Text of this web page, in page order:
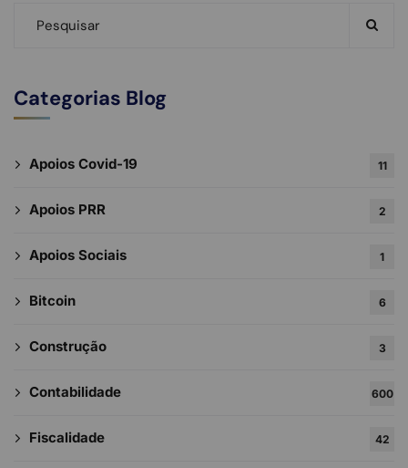
Categorias Blog
Apoios Covid-19 11
Apoios PRR 2
Apoios Sociais 1
Bitcoin 6
Construção 3
Contabilidade 600
Fiscalidade 42